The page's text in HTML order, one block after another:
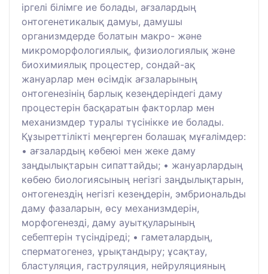
іргелі білімге ие болады, ағзалардың
онтогенетикалық дамуы, дамушы
организмдерде болатын макро- және
микроморфологиялық, физиологиялық және
биохимиялық процестер, сондай-ақ
жануарлар мен өсімдік ағзаларының
онтогенезінің барлық кезеңдеріндегі даму
процестерін басқаратын факторлар мен
механизмдер туралы түсінікке ие болады.
Құзыреттілікті меңгерген болашақ мұғалімдер:
• ағзалардың көбеюі мен жеке даму
заңдылықтарын сипаттайды; • жануарлардың
көбею биологиясының негізгі заңдылықтарын,
онтогенездің негізгі кезеңдерін, эмбриональды
даму фазаларын, өсу механизмдерін,
морфогенезді, даму ауытқуларының
себептерін түсіндіреді; • гаметалардың,
сперматогенез, ұрықтандыру; ұсақтау,
бластуляция, гаструляция, нейруляцияның